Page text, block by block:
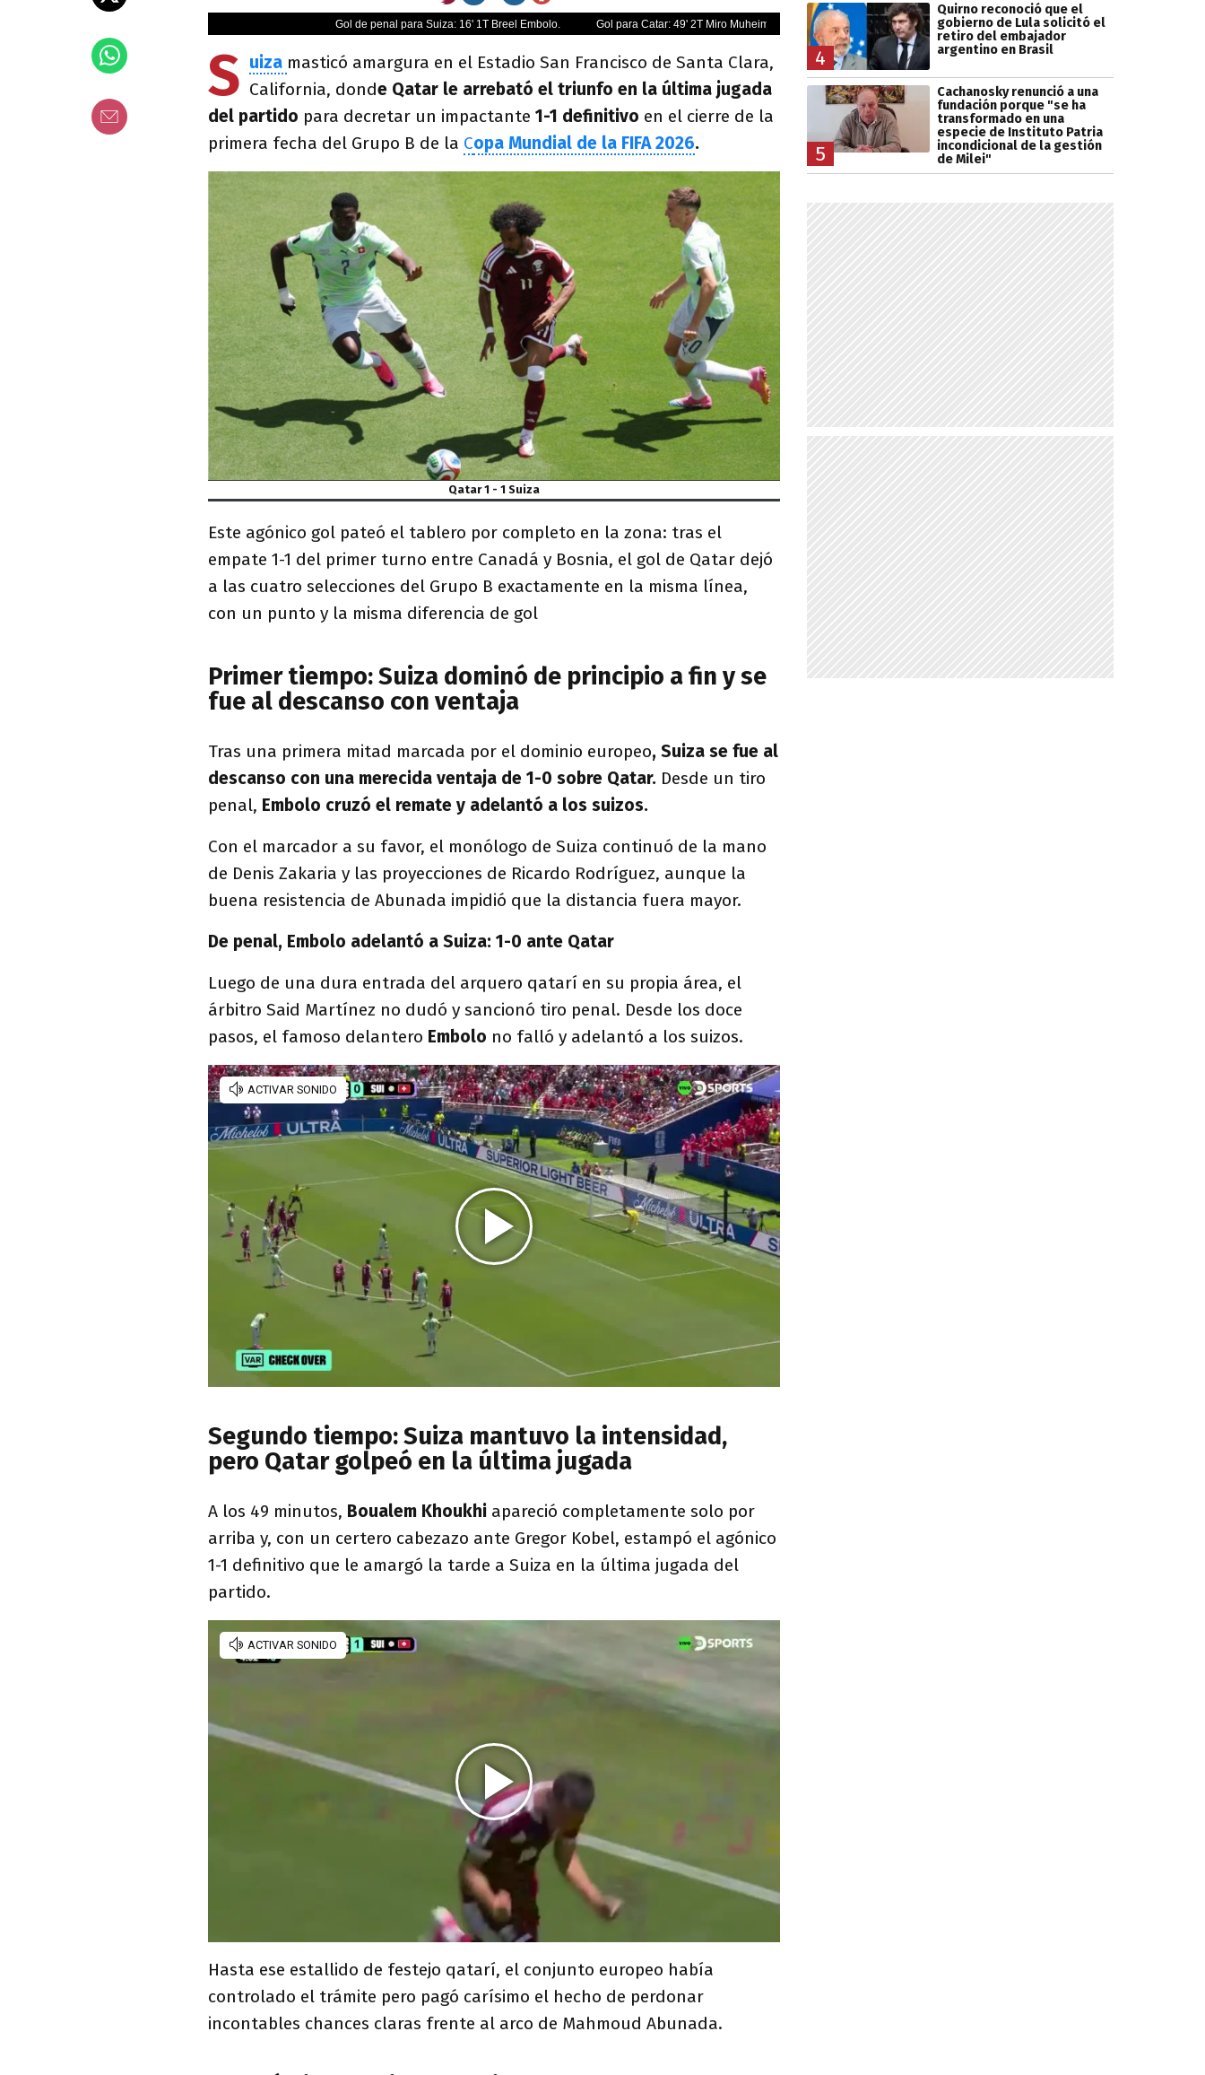
S uiza masticó amargura en el Estadio San Francisco de Santa Clara,
California, donde Qatar le arrebató el triunfo en la última jugada
del partido para decretar un impactante 1-1 definitivo en el cierre de la
primera fecha del Grupo B de la Copa Mundial de la FIFA 2026.
Qatar 1 - 1 Suiza
Este agónico gol pateó el tablero por completo en la zona: tras el
empate 1-1 del primer turno entre Canadá y Bosnia, el gol de Qatar dejó
a las cuatro selecciones del Grupo B exactamente en la misma línea,
con un punto y la misma diferencia de gol
Primer tiempo: Suiza dominó de principio a fin y se
fue al descanso con ventaja
Tras una primera mitad marcada por el dominio europeo, Suiza se fue al
descanso con una merecida ventaja de 1-0 sobre Qatar. Desde un tiro
penal, Embolo cruzó el remate y adelantó a los suizos.
Con el marcador a su favor, el monólogo de Suiza continuó de la mano
de Denis Zakaria y las proyecciones de Ricardo Rodríguez, aunque la
buena resistencia de Abunada impidió que la distancia fuera mayor.
De penal, Embolo adelantó a Suiza: 1-0 ante Qatar
Luego de una dura entrada del arquero qatarí en su propia área, el
árbitro Said Martínez no dudó y sancionó tiro penal. Desde los doce
pasos, el famoso delantero Embolo no falló y adelantó a los suizos.
Segundo tiempo: Suiza mantuvo la intensidad,
pero Qatar golpeó en la última jugada
A los 49 minutos, Boualem Khoukhi apareció completamente solo por
arriba y, con un certero cabezazo ante Gregor Kobel, estampó el agónico
1-1 definitivo que le amargó la tarde a Suiza en la última jugada del
partido.
Hasta ese estallido de festejo qatarí, el conjunto europeo había
controlado el trámite pero pagó carísimo el hecho de perdonar
incontables chances claras frente al arco de Mahmoud Abunada.
4
Quirno reconoció que el
gobierno de Lula solicitó el
retiro del embajador
argentino en Brasil
5
Cachanosky renunció a una
fundación porque "se ha
transformado en una
especie de Instituto Patria
incondicional de la gestión
de Milei"